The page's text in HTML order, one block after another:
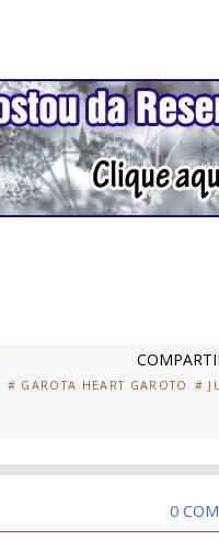
# GAROTA HEART GAROTO
#
0